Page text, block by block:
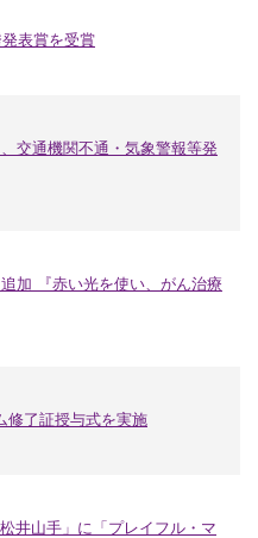
表賞を受賞
交通機関不通・気象警報等発
加 『赤い光を使い、がん治療
修了証授与式を実施
井山手」に「プレイフル・マ